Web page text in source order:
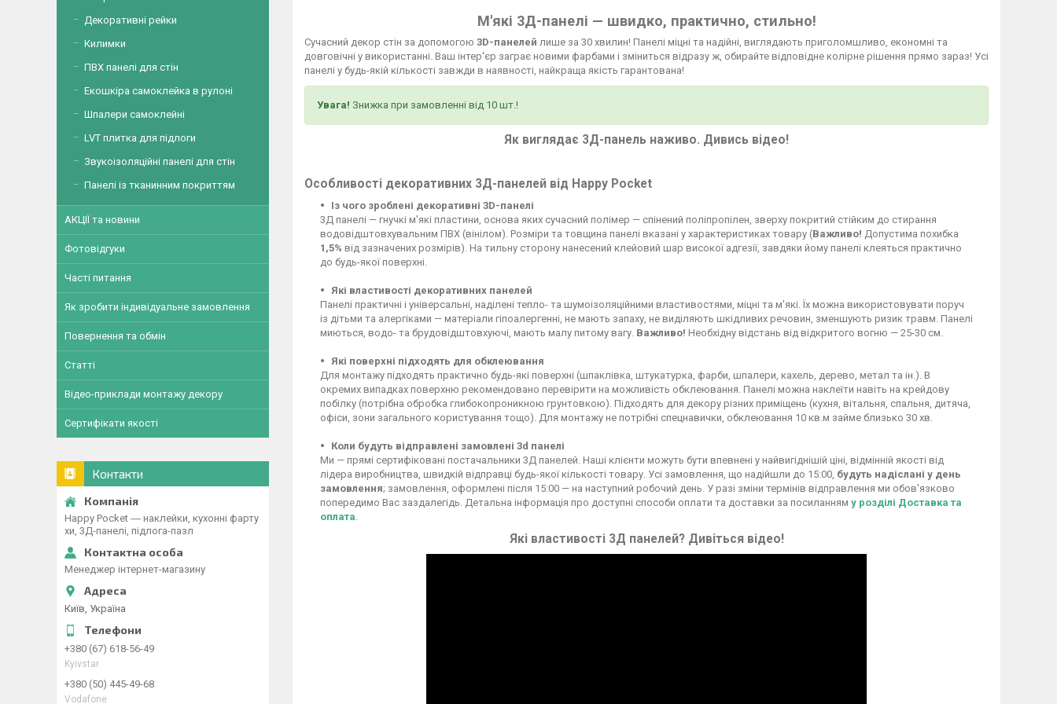
М'які 3Д-панелі — швидко, практично, стильно!
Сучасний декор стін за допомогою 3D-панелей лише за 30 хвилин! Панелі міцні та надійні, виглядають приголомшливо, економні та
довговічні у використанні. Ваш інтер'єр заграє новими фарбами і зміниться відразу ж, обирайте відповідне колірне рішення прямо зараз! Усі
панелі у будь-якій кількості завжди в наявності, найкраща якість гарантована!
Увага! Знижка при замовленні від 10 шт.!
Як виглядає 3Д-панель наживо. Дивись відео!
Особливості декоративних 3Д-панелей від Happy Pocket
Із чого зроблені декоративні 3D-панелі
3Д панелі — гнучкі м'які пластини, основа яких сучасний полімер — спінений поліпропілен, зверху покритий стійким до стирання
водовідштовхувальним ПВХ (вінілом). Розміри та товщина панелі вказані у характеристиках товару (Важливо! Допустима похибка
1,5% від зазначених розмірів). На тильну сторону нанесений клейовий шар високої адгезії, завдяки йому панелі клеяться практично
до будь-якої поверхні.
Які властивості декоративних панелей
Панелі практичні і універсальні, наділені тепло- та шумоізоляційними властивостями, міцні та м'які. Їх можна використовувати поруч
із дітьми та алергіками — матеріали гіпоалергенні, не мають запаху, не виділяють шкідливих речовин, зменшують ризик травм. Панелі
миються, водо- та брудовідштовхуючі, мають малу питому вагу. Важливо! Необхідну відстань від відкритого вогню — 25-30 см.
Які поверхні підходять для обклеювання
Для монтажу підходять практично будь-які поверхні (шпаклівка, штукатурка, фарби, шпалери, кахель, дерево, метал та ін.). В
окремих випадках поверхню рекомендовано перевірити на можливість обклеювання. Панелі можна наклеїти навіть на крейдову
побілку (потрібна обробка глибокопроникною грунтовкою). Підходять для декору різних приміщень (кухня, вітальня, спальня, дитяча,
офіси, зони загального користування тощо). Для монтажу не потрібні спецнавички, обклеювання 10 кв.м займе близько 30 хв.
Коли будуть відправлені замовлені 3d панелі
Ми — прямі сертифіковані постачальники 3Д панелей. Наші клієнти можуть бути впевнені у найвигіднішій ціні, відмінній якості від
лідера виробництва, швидкій відправці будь-якої кількості товару. Усі замовлення, що надійшли до 15:00, будуть надіслані у день
замовлення; замовлення, оформлені після 15:00 — на наступний робочий день. У разі зміни термінів відправлення ми обов'язково
попередимо Вас заздалегідь. Детальна інформація про доступні способи оплати та доставки за посиланням у розділі Доставка та
оплата
Які властивості 3Д панелей? Дивіться відео!
Декоративні рейки
Килимки
ПВХ панелі для стін
Екошкіра самоклейка в рулоні
Шпалери самоклейні
LVT плитка для підлоги
Звукоізоляційні панелі для стін
Панелі із тканинним покриттям
АКЦІЇ та новини
Фотовідгуки
Часті питання
Як зробити індивідуальне замовлення
Повернення та обмін
Статті
Відео-приклади монтажу декору
Сертифікати якості
Контакти
Happy Pocket ― наклейки, кухонні фарту
хи, 3Д-панелі, підлога-пазл
Менеджер інтернет-магазину
Київ, Україна
+380 (67) 618-56-49
Kyivstar
+380 (50) 445-49-68
Vodafone